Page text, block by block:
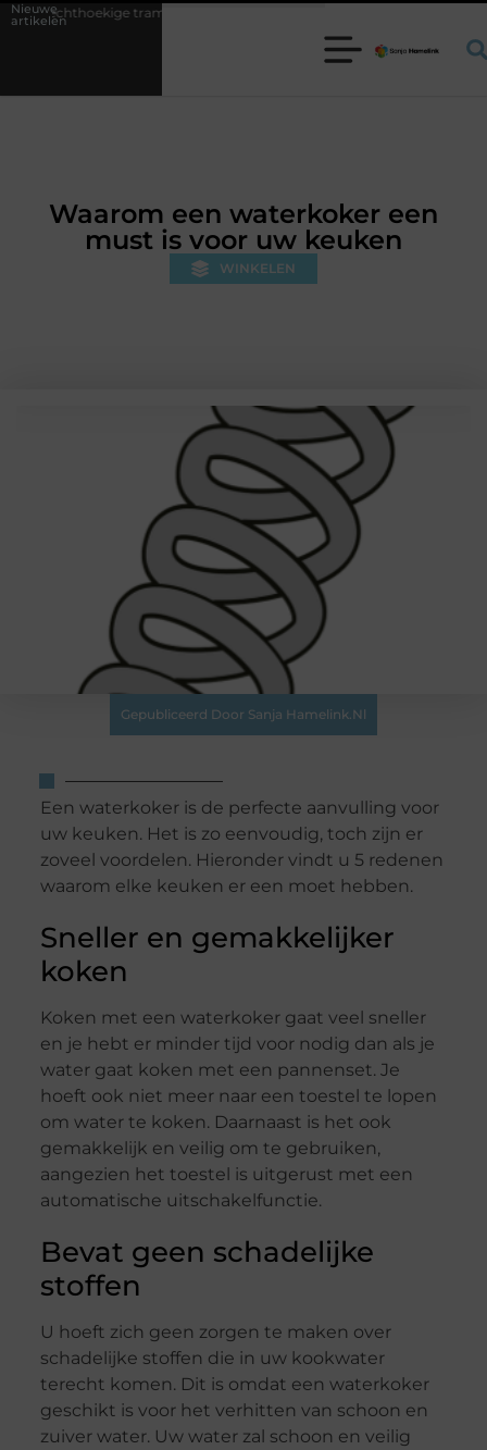
Nieuwe
artikelen kiezen voor jouw tuin
Waarom een waterkoker een
must is voor uw keuken
WINKELEN
Gepubliceerd Door Sanja Hamelink.nl
Een waterkoker is de perfecte aanvulling voor
uw keuken. Het is zo eenvoudig, toch zijn er
zoveel voordelen. Hieronder vindt u 5 redenen
waarom elke keuken er een moet hebben.
Sneller en gemakkelijker
koken
Koken met een waterkoker gaat veel sneller
en je hebt er minder tijd voor nodig dan als je
water gaat koken met een pannenset. Je
hoeft ook niet meer naar een toestel te lopen
om water te koken. Daarnaast is het ook
gemakkelijk en veilig om te gebruiken,
aangezien het toestel is uitgerust met een
automatische uitschakelfunctie.
Bevat geen schadelijke
stoffen
U hoeft zich geen zorgen te maken over
schadelijke stoffen die in uw kookwater
terecht komen. Dit is omdat een waterkoker
geschikt is voor het verhitten van schoon en
zuiver water. Uw water zal schoon en veilig